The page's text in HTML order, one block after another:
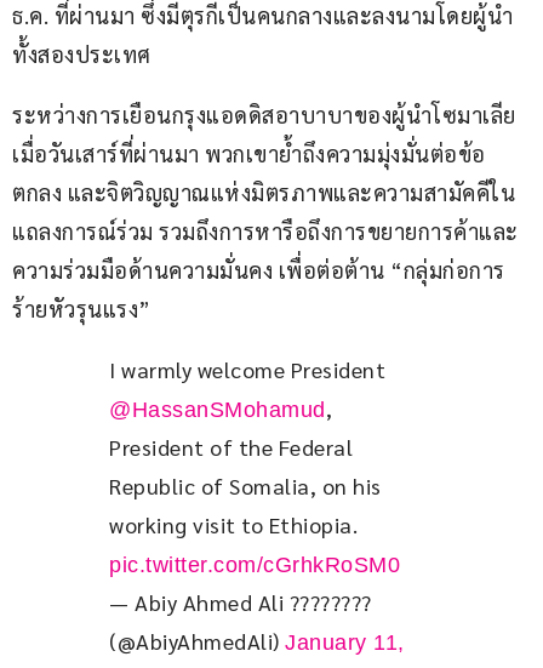
ธ.ค. ที่ผ่านมา ซึ่งมีตุรกีเป็นคนกลางและลงนามโดยผู้นำ
ทั้งสองประเทศ
ระหว่างการเยือนกรุงแอดดิสอาบาบาของผู้นำโซมาเลีย
เมื่อวันเสาร์ที่ผ่านมา พวกเขาย้ำถึงความมุ่งมั่นต่อข้อ
ตกลง และจิตวิญญาณแห่งมิตรภาพและความสามัคคีใน
แถลงการณ์ร่วม รวมถึงการหารือถึงการขยายการค้าและ
ความร่วมมือด้านความมั่นคง เพื่อต่อต้าน “กลุ่มก่อการ
ร้ายหัวรุนแรง”
I warmly welcome President
@HassanSMohamud ,
President of the Federal
Republic of Somalia, on his
working visit to Ethiopia.
pic.twitter.com/cGrhkRoSM0
— Abiy Ahmed Ali ????????
(@AbiyAhmedAli) January 11,